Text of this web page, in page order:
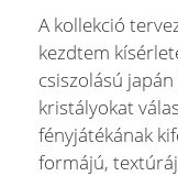
A kollekció
kezdtem
csiszolású
kristályokat
fényjátékának
formájú,